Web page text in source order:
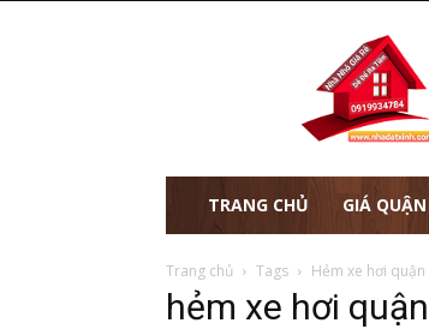
TRANG CHỦ GIÁ
Trang chủ Tags Hẻm xe hơi quận
hẻm xe hơi